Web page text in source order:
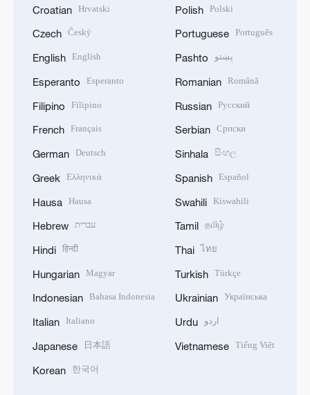
Croatian Hrvatski
Czech Český
English English
Esperanto Esperanto
Filipino Filipino
French Français
German Deutsch
Greek Ελληνικά
Hausa Hausa
Hebrew עברית
Hindi हिन्दी
Hungarian Magyar
Indonesian Bahasa Indonesia
Italian Italiano
Japanese 日本語
Korean 한국어
Polish Polski
Portuguese Português
Pashto پښتو
Romanian Română
Russian Русский
Serbian Српски
Sinhala සිංහල
Spanish Español
Swahili Kiswahili
Tamil தமிழ்
Thai ไทย
Turkish Türkçe
Ukrainian Українська
Urdu اردو
Vietnamese Tiếng Việt